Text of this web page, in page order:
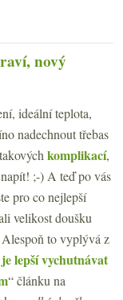
nový
ideální teplota,
nadechnout třebas
komplikací,
;-) A teď po vás
pro co nejlepší
velikost doušku
to vyplývá z
lepší vychutnávat
“ článku na